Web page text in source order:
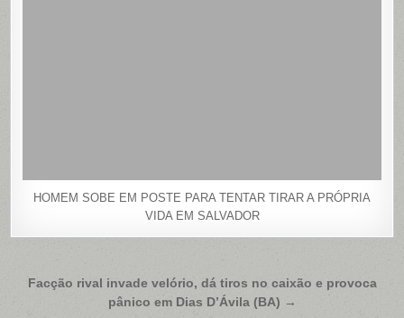
HOMEM SOBE EM POSTE PARA TENTAR TIRAR A PRÓPRIA
VIDA EM SALVADOR
Navegação
Facção rival invade velório, dá tiros no caixão e provoca
pânico em Dias D’Ávila (BA) →